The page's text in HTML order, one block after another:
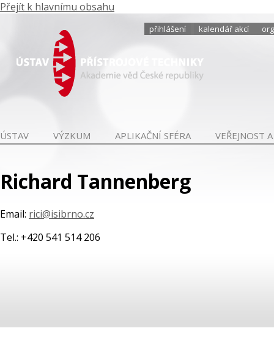
Přejít k hlavnímu obsahu
přihlášení kalendář akcí
ÚSTAV VÝZKUM APLIKAČNÍ SFÉRA VEŘEJNOST
Richard Tannenberg
Email: rici@isibrno.cz
Tel.: +420 541 514 206